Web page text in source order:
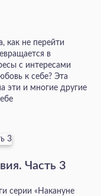
как не перейти
в
с интересами
к себе? Эта
эти и многие другие
Часть 3
серии «Накануне